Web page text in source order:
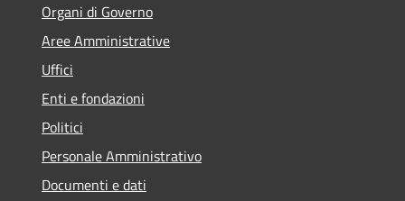
Organi di Governo
Aree Amministrative
Uffici
Enti e fondazioni
Politici
Personale Amministrativo
Documenti e dati